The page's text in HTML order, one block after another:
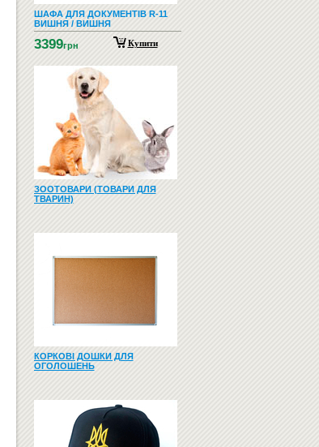
ШАФА ДЛЯ ДОКУМЕНТІВ R-11
ВИШНЯ / ВИШНЯ
3399грн Купити
ЗООТОВАРИ (ТОВАРИ ДЛЯ
ТВАРИН)
КОРКОВІ ДОШКИ ДЛЯ
ОГОЛОШЕНЬ